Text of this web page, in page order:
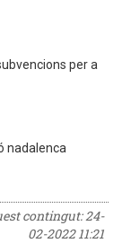
per a
nadalenca
contingut:24-
02-2022 11:21